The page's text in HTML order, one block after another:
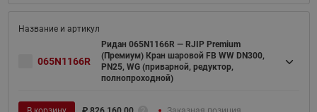
065N1166R
Ридан 065N1166R — RJIP Premium
(Премиум) Кран шаровой FB WW DN300,
PN25, WG (приварной, редуктор,
полнопроходной)